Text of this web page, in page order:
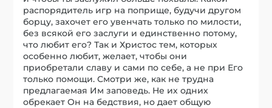
распорядитель игр на поприще, будучи другом
борцу, захочет его увенчать только по милости,
без всякой его заслуги и единственно потому,
что любит его? Так и Христос тем, которых
особенно любит, желает, чтобы они
приобретали славу и сами по себе, а не при Его
только помощи. Смотри же, как не трудна
предлагаемая Им заповедь. Не их одних
обрекает Он на бедствия, но дает общую